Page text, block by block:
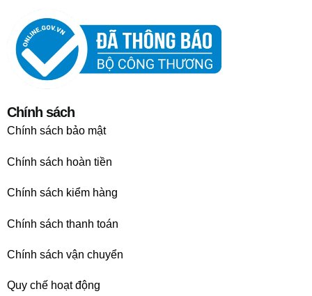
Chính sách
Chính sách bảo mật
Chính sách hoàn tiền
Chính sách kiểm hàng
Chính sách thanh toán
Chính sách vận chuyển
Quy chế hoạt động